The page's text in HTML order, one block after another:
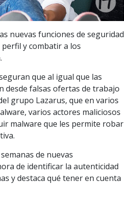
nuevas funciones de seguridad
y combatir a los
que al igual que las
desde falsas ofertas de trabajo
grupo Lazarus, que en varios
varios actores maliciosos
malware que les permite robar
de nuevas
de identificar la autenticidad
y destaca qué tener en cuenta